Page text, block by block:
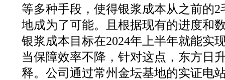
等多种手段，使得银浆成本从之前的
地成为了可能。且根据现有的进度和
银浆成本目标在2024年上半年就能实
当保障效率不降，针对这点，东方日
释。公司通过常州金坛基地的实证电